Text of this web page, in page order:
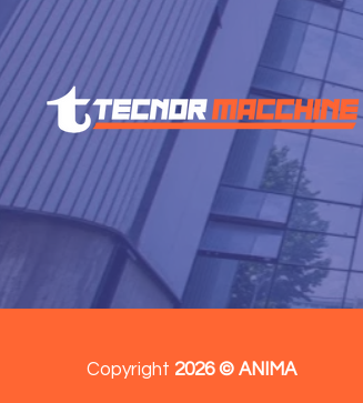
Copyright 2026 © ANIMA